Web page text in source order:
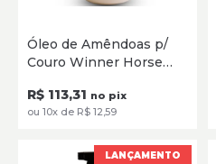
ADICIONAR
Óleo de Amêndoas p/
Couro Winner Horse
R$ 113,31 no pix
ou 10x de R$ 12,59
LANÇAMENTO